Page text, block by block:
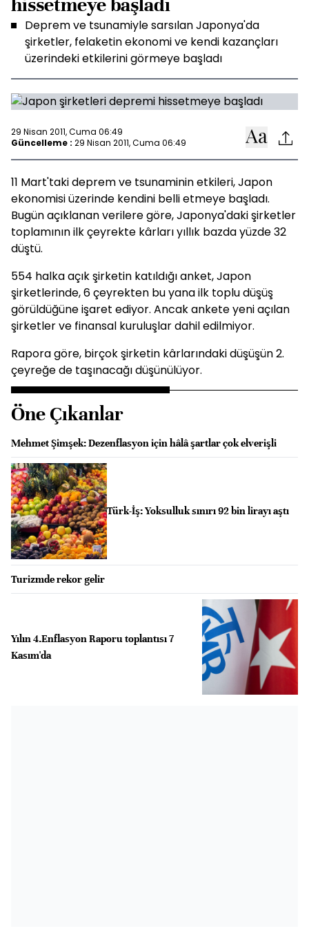
hissetmeye başladı
Deprem ve tsunamiyle sarsılan Japonya'da
şirketler, felaketin ekonomi ve kendi kazançları
üzerindeki etkilerini görmeye başladı
29 Nisan 2011, Cuma 06:49
Güncelleme : 29 Nisan 2011, Cuma 06:49
11 Mart'taki deprem ve tsunaminin etkileri, Japon
ekonomisi üzerinde kendini belli etmeye başladı.
Bugün açıklanan verilere göre, Japonya'daki şirketler
toplamının ilk çeyrekte kârları yıllık bazda yüzde 32
düştü.
554 halka açık şirketin katıldığı anket, Japon
şirketlerinde, 6 çeyrekten bu yana ilk toplu düşüş
görüldüğüne işaret ediyor. Ancak ankete yeni açılan
şirketler ve finansal kuruluşlar dahil edilmiyor.
Rapora göre, birçok şirketin kârlarındaki düşüşün 2.
çeyreğe de taşınacağı düşünülüyor.
Öne Çıkanlar
Mehmet Şimşek: Dezenflasyon için hâlâ şartlar çok elverişli
Türk-İş: Yoksulluk sınırı 92 bin lirayı aştı
Turizmde rekor gelir
Yılın 4.Enflasyon Raporu toplantısı 7
Kasım'da